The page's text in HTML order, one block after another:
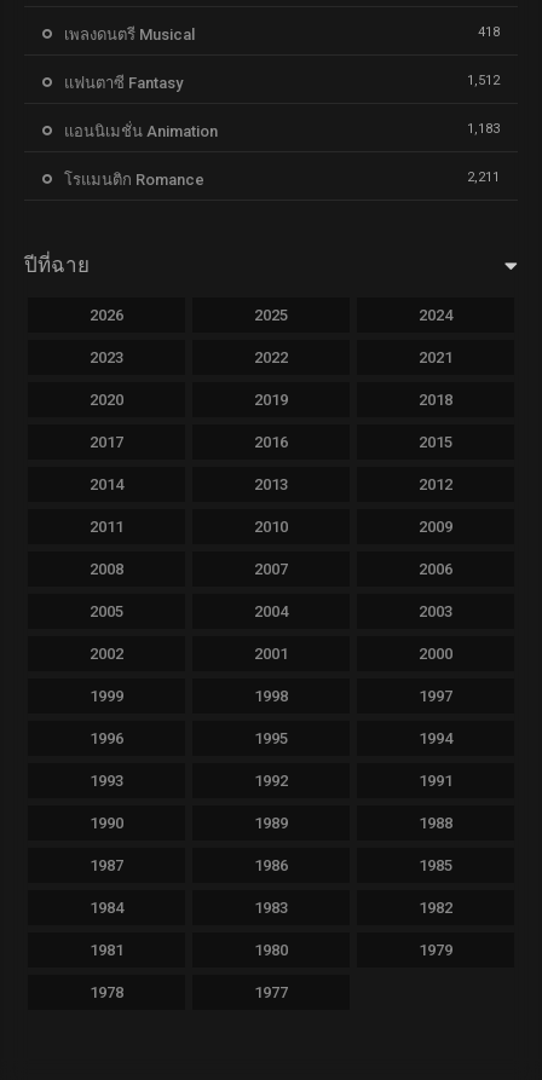
เพลงดนตรี Musical 418
แฟนตาซี Fantasy 1,512
แอนนิเมชั่น Animation 1,183
โรแมนติก Romance 2,211
ปีที่ฉาย
2026 2025 2024
2023 2022 2021
2020 2019 2018
2017 2016 2015
2014 2013 2012
2011 2010 2009
2008 2007 2006
2005 2004 2003
2002 2001 2000
1999 1998 1997
1996 1995 1994
1993 1992 1991
1990 1989 1988
1987 1986 1985
1984 1983 1982
1981 1980 1979
1978 1977